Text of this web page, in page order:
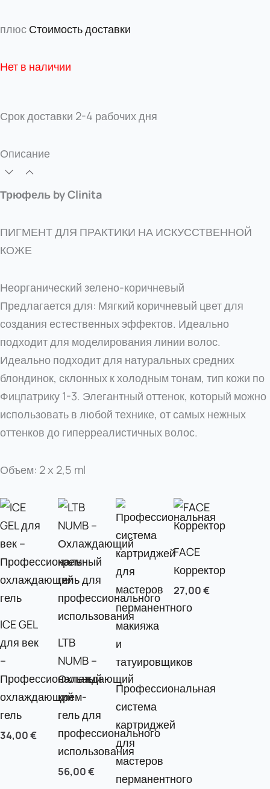
плюс Стоимость доставки
Нет в наличии
Срок доставки 2-4 рабочих дня
Описание
Трюфель by Clinita
ПИГМЕНТ ДЛЯ ПРАКТИКИ НА ИСКУССТВЕННОЙ
КОЖЕ
Неорганический зелено-коричневый
Предлагается для: Мягкий коричневый цвет для
создания естественных эффектов. Идеально
подходит для моделирования линии волос.
Идеально подходит для натуральных средних
блондинок, склонных к холодным тонам, тип кожи по
Фицпатрику 1-3. Элегантный оттенок, который можно
использовать в любой технике, от самых нежных
оттенков до гиперреалистичных волос.
Объем: 2 x 2,5 ml
ICE GEL
для век
–
Профессиональный
охлаждающий
гель
34,00€
LTB
NUMB –
Охлаждающий
крем-
гель для
профессионального
использования
56,00€
Профессиональная
система
картриджей
для
мастеров
перманентного
FACE
Корректор
27,00€